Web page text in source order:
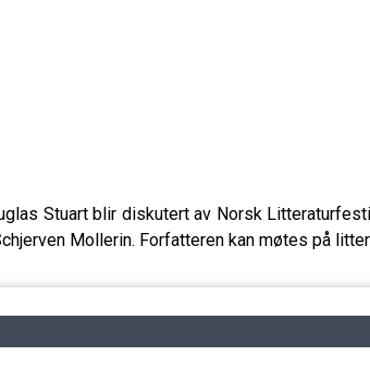
Stuart blir diskutert av Norsk
Mollerin. Forfatteren kan møtes på